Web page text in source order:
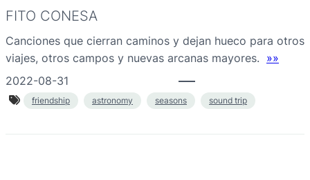
FITO CONESA
Canciones que cierran caminos y dejan hueco para otros
viajes, otros campos y nuevas arcanas mayores. »»
2022-08-31
friendship astronomy seasons sound trip